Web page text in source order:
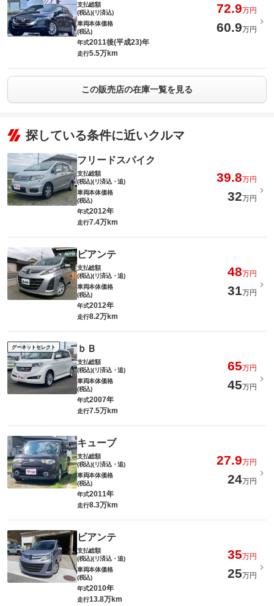
支払総額
(税込)(リ済込)
72.9万円
車両本体価格
(税込)
60.9万円
年式2011後(平成23)年
走行5.5万km
この販売店の在庫一覧を見る
探している条件に近いクルマ
フリードスパイク
支払総額
(税込)(リ済込・追)
39.8万円
車両本体価格
(税込)
32万円
年式2012年
走行7.4万km
ビアンテ
支払総額
(税込)(リ済込・追)
48万円
車両本体価格
(税込)
31万円
年式2012年
走行8.2万km
グーネットセレクト ｂＢ
支払総額
(税込)(リ済込・追)
65万円
車両本体価格
(税込)
45万円
年式2007年
走行7.5万km
キューブ
支払総額
(税込)(リ済込・追)
27.9万円
車両本体価格
(税込)
24万円
年式2011年
走行8.3万km
ビアンテ
支払総額
(税込)(リ済込・追)
35万円
車両本体価格
(税込)
25万円
年式2010年
走行13.8万km